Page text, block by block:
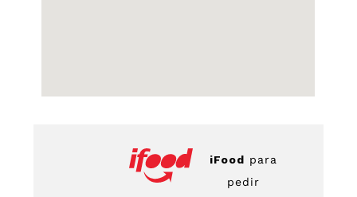
iFood para
pedir